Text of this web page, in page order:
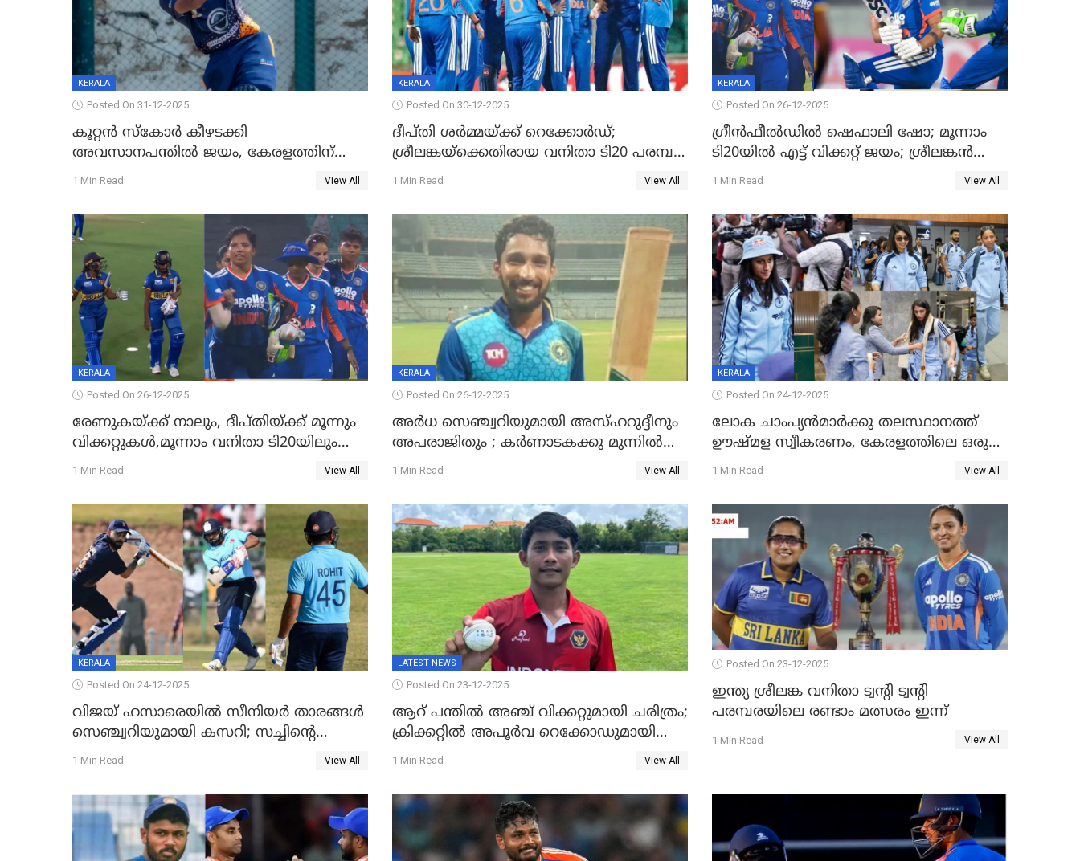
KERALA
Posted On 31-12-2025
കൂറ്റൻ സ്കോർ കീഴടക്കി
അവസാനപന്തിൽ ജയം, കേരളത്തിന്
ഹാപ്പി ന്യൂഇയർ
1 Min Read View All
KERALA
Posted On 30-12-2025
ദീപ്തി ശർമ്മയ്ക്ക് റെക്കോർഡ്;
ശ്രീലങ്കയ്ക്കെതിരായ വനിതാ ടി20 പരമ്പര
തൂത്തുവാരി ഇന്ത്യ
1 Min Read View All
KERALA
Posted On 26-12-2025
ഗ്രീന്‍ഫീല്‍ഡില്‍ ഷെഫാലി ഷോ; മൂന്നാം
ടി20യിൽ എട്ട് വിക്കറ്റ് ജയം; ശ്രീലങ്കന്‍
വനിതകള്‍ക്കെതിരായ ടി20 പരമ്പര
1 Min Read View All
KERALA
Posted On 26-12-2025
രേണുകയ്ക്ക് നാലും, ദീപ്തിയ്ക്ക് മൂന്നും
വിക്കറ്റുകൾ,മൂന്നാം വനിതാ ടി20യിലും
ശ്രീലങ്കയ്ക്ക് ബാറ്റിംഗ് തകര്‍ച്ച; ഇന്ത്യയ്ക്ക്
1 Min Read View All
KERALA
Posted On 26-12-2025
അർധ സെഞ്ച്വറിയുമായി അസ്ഹറുദ്ദീനും
അപരാജിതും ; കർണാടകക്കു മുന്നിൽ
285 റൺസ് വിജയലക്ഷ്യമുയർത്തി കേരളം
1 Min Read View All
KERALA
Posted On 24-12-2025
ലോക ചാംപ്യൻമാർക്കു തലസ്ഥാനത്ത്
ഊഷ്മള സ്വീകരണം, കേരളത്തിലെ ഒരു
മത്സരം ജയിച്ചാൽ ഇന്ത്യയ്ക്കു പരമ്പര
1 Min Read View All
KERALA
Posted On 24-12-2025
വിജയ് ഹസാരെയിൽ സീനിയർ താരങ്ങൾ
സെഞ്ച്വറിയുമായി കസറി; സച്ചിന്‍റെ
റെക്കോഡ് മറികടന്ന് കോഹ്‌ലി, രോഹിത്
1 Min Read View All
LATEST NEWS
Posted On 23-12-2025
ആറ് പന്തിൽ അഞ്ച് വിക്കറ്റുമായി ചരിത്രം;
ക്രിക്കറ്റിൽ അപൂർവ റെക്കോഡുമായി
ഇന്തോനേഷ്യൻ താരം
1 Min Read View All
Posted On 23-12-2025
ഇന്ത്യ ശ്രീലങ്ക വനിതാ ട്വന്റി ട്വന്റി
പരമ്പരയിലെ രണ്ടാം മത്സരം ഇന്ന്
1 Min Read View All